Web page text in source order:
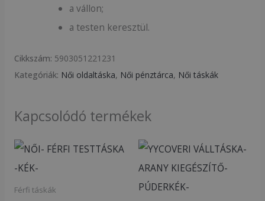
a vállon;
a testen keresztül.
Cikkszám: 5903051221231
Kategóriák: Női oldaltáska, Női pénztárca, Női táskák
Kapcsolódó termékek
Férfi táskák